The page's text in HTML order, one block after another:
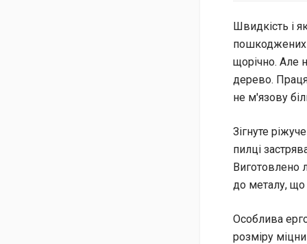
Швидкість і
пошкоджених
щорічно. Але
дерево.
не м'язову
Зігнуте
пилці
Виготовлено
до металу, що
Особлива
розміру